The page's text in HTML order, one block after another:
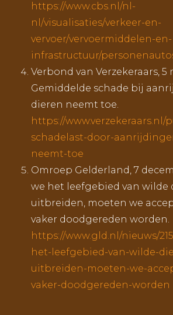
https://www.cbs.nl/nl-
nl/visualisaties/verkeer-en-
vervoer/vervoermiddelen-en-
infrastructuur/
Verbond van Verzekeraars, 5
Gemiddelde schade bij
dieren neemt toe.
https://
schadelast-door-
neemt-toe
Omroep Gelderland, 7
we het leefgebied van wilde
uitbreiden, moeten we
vaker doodgereden worden.
https://www.gld.nl/nieuws/
het-leefgebied-van-wilde-
uitbreiden-moeten-we-
vaker-doodgereden-worden